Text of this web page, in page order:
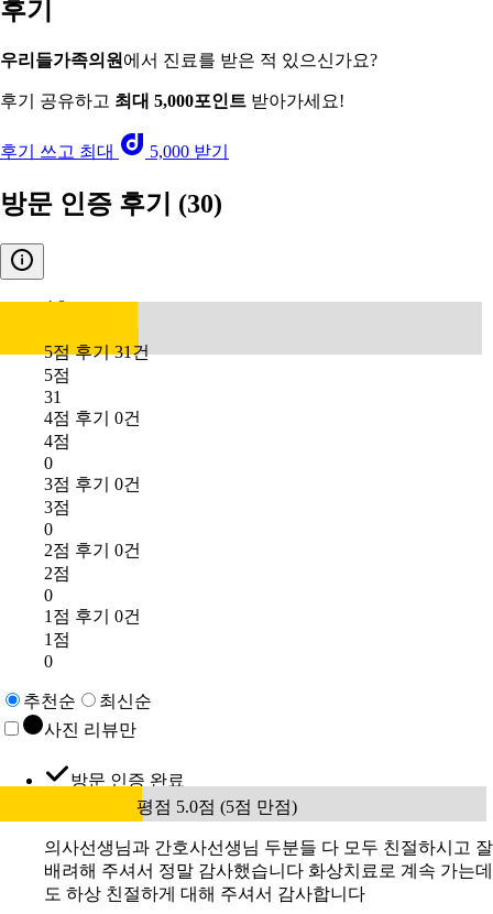
후기
우리들가족의원 에서 진료를 받은 적 있으신가요?
후기 공유하고 최대 5,000포인트 받아가세요!
후기 쓰고 최대 5,000 받기
방문 인증 후기 (30)
4.8
5점 후기 31건
5점
31
4점 후기 0건
4점
0
3점 후기 0건
3점
0
2점 후기 0건
2점
0
1점 후기 0건
1점
0
추천순
최신순
사진 리뷰만
방문 인증 완료
평점 5.0점 (5점 만점)
의사선생님과 간호사선생님 두분들 다 모두 친절하시고 잘
배려해 주셔서 정말 감사했습니다 화상치료로 계속 가는데
도 하상 친절하게 대해 주셔서 감사합니다